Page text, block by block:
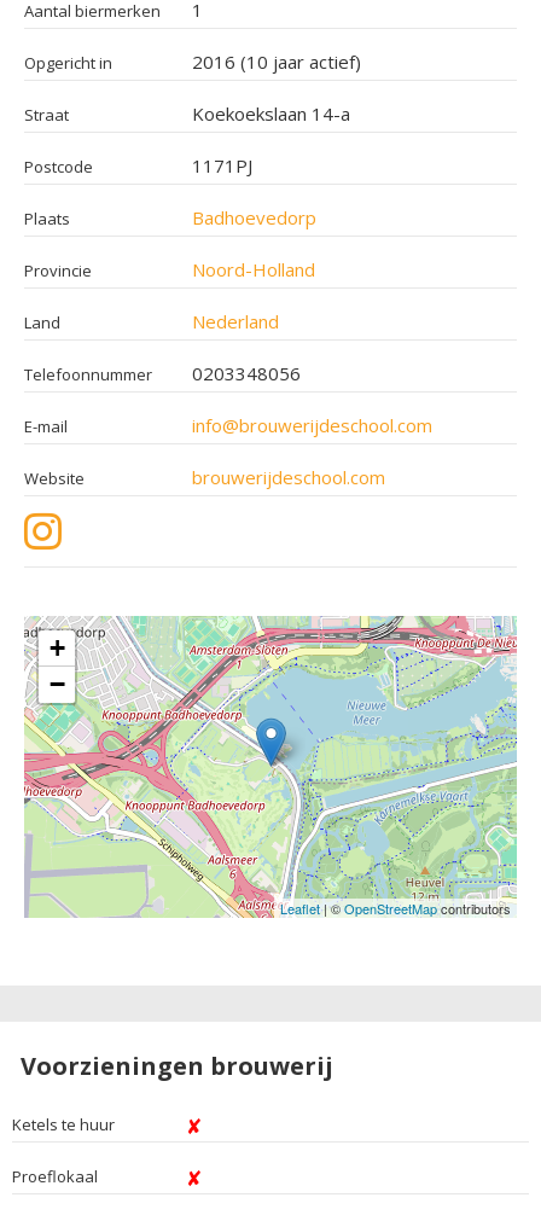
Aantal biermerken 1
Opgericht in 2016 (10 jaar actief)
Straat Koekoekslaan 14-a
Postcode 1171PJ
Plaats Badhoevedorp
Provincie Noord-Holland
Land Nederland
Telefoonnummer 0203348056
E-mail info@brouwerijdeschool.com
Website brouwerijdeschool.com
+
−
Leaflet| ©OpenStreetMapcontributors
Voorzieningen brouwerij
Ketels te huur
Proeflokaal